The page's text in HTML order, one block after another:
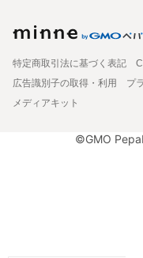
特定商取引法に基づく表記
広告識別子の取得・利用
プ
メディアキット
©GMO